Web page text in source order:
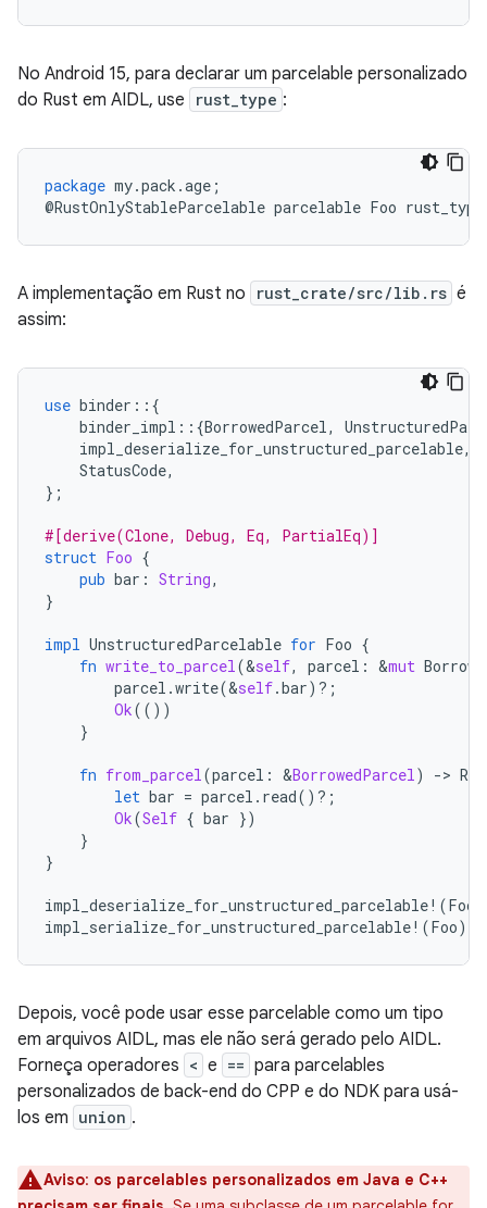
No Android 15, para declarar um parcelable personalizado
do Rust em AIDL, use
rust_type :
package my.pack .age ;
@RustOnlyStableParcelable parcelable Foo rust_type
A implementação em Rust no rust_crate/src/lib.rs é
assim:
use binder ::{
binder_impl ::{BorrowedParcel,
impl_deserialize_for_unstructured_parcelable,
StatusCode,
};
#[derive(Clone, Debug, Eq, PartialEq)]
struct Foo {
pub bar : String,
}
impl UnstructuredParcelable for Foo {
fn write_to_parcel(&self, parcel : &mut
parcel .write(&self.bar) ? ;
Ok(())
}
fn from_parcel(parcel : &BorrowedParcel) ->
let bar = parcel . read() ? ;
Ok(Self { bar })
}
}
impl_deserialize_for_unstructured_parcelable! (Foo
impl_serialize_for_unstructured_parcelable! (Foo);
Depois, você pode usar esse parcelable como um tipo
em arquivos AIDL, mas ele não será gerado pelo AIDL.
Forneça operadores < e == para parcelables
personalizados de back-end do CPP e do NDK para usá-
los em union .
Aviso: os parcelables personalizados em Java e C++